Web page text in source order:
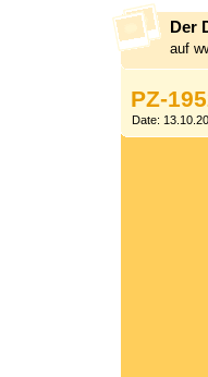
Der
auf
PZ-
Date: